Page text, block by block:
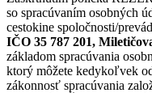
so spracúvaním osobných
cestokine spoločnosti/
IČO 35 787 201,
základom spracúvania
ktorý môžete kedykoľvek
zákonnosť spracúvania